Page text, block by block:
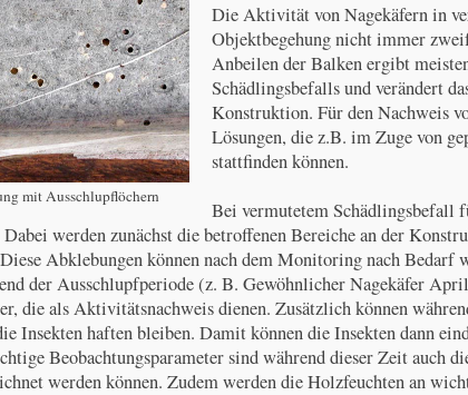
mit Ausschlupflöchern
Die Aktivität von Nagekäfern in
Objektbegehung nicht immer
Anbeilen der Balken ergibt
Schädlingsbefalls und verändert
Konstruktion. Für den Nachweis
Lösungen, die z.B. im Zuge von
stattfinden können.
Bei vermutetem Schädlingsbefall
werden zunächst die betroffenen Bereiche an der
Abklebungen können nach dem Monitoring nach Bedarf
der Ausschlupfperiode (z. B. Gewöhnlicher Nagekäfer
die als Aktivitätsnachweis dienen. Zusätzlich können
Insekten haften bleiben. Damit können die Insekten dann
Beobachtungsparameter sind während dieser Zeit auch
werden können. Zudem werden die Holzfeuchten an